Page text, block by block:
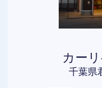
カー
千葉県